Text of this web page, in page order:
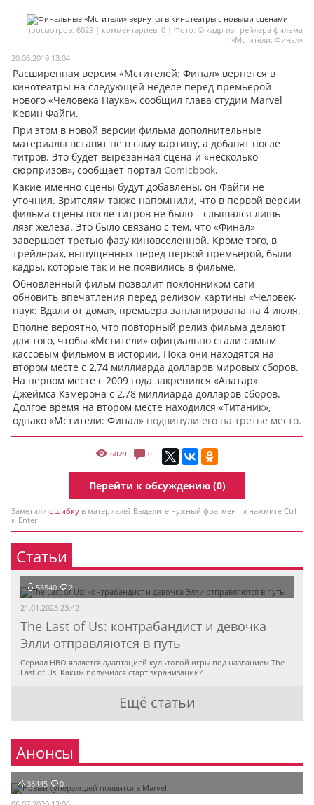
Мои материалы
Моя личная афиша
Перечитать
просмотров: 6029 | комментариев: 0 | Фото: © кадр из трейлера фильма
«Мстители: Финал»
20.06.2019 13:04
Расширенная версия «Мстителей: Финал» вернется в
кинотеатры на следующей неделе перед премьерой
нового «Человека Паука», сообщил глава студии Marvel
Кевин Файги.
При этом в новой версии фильма дополнительные
материалы вставят не в саму картину, а добавят после
титров. Это будет вырезанная сцена и «несколько
сюрпризов», сообщает портал Comicbook.
Какие именно сцены будут добавлены, он Файги не
уточнил. Зрителям также напомнили, что в первой версии
фильма сцены после титров не было – слышался лишь
лязг железа. Это было связано с тем, что «Финал»
завершает третью фазу киновселенной. Кроме того, в
трейлерах, выпущенных перед первой премьерой, были
кадры, которые так и не появились в фильме.
Обновленный фильм позволит поклонником саги
обновить впечатления перед релизом картины «Человек-
паук: Вдали от дома», премьера запланирована на 4 июля.
Вполне вероятно, что повторный релиз фильма делают
для того, чтобы «Мстители» официально стали самым
кассовым фильмом в истории. Пока они находятся на
втором месте с 2,74 миллиарда долларов мировых сборов.
На первом месте с 2009 года закрепился «Аватар»
Джеймса Кэмерона с 2,78 миллиарда долларов сборов.
Долгое время на втором месте находился «Титаник»,
однако «Мстители: Финал» подвинули его на третье место.
6029 0
Перейти к обсуждению (0)
Заметили ошибку в материале? Выделите нужный фрагмент и нажмите Ctrl
и Enter
Статьи
53540 2
21.01.2023 23:42
The Last of Us: контрабандист и девочка
Элли отправляются в путь
Сериал HBO является адаптацией культовой игры под названием The
Last of Us. Каким получился старт экранизации?
Ещё статьи
Анонсы
38445 0